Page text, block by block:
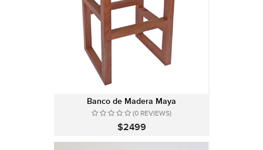
Banco de Madera Maya
(0 REVIEWS)
$2499